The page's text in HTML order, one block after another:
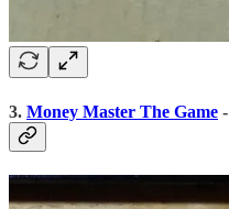
3. Money Master The Game -